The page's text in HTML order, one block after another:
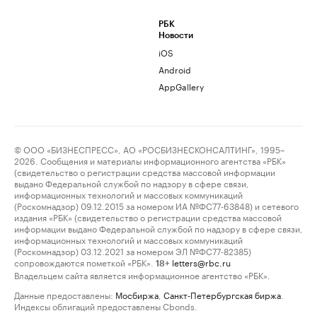
РБК
Новости
iOS
Android
AppGallery
© ООО «БИЗНЕСПРЕСС», АО «РОСБИЗНЕСКОНСАЛТИНГ», 1995–
2026. Сообщения и материалы информационного агентства «РБК»
(свидетельство о регистрации средства массовой информации
выдано Федеральной службой по надзору в сфере связи,
информационных технологий и массовых коммуникаций
(Роскомнадзор) 09.12.2015 за номером ИА №ФС77-63848) и сетевого
издания «РБК» (свидетельство о регистрации средства массовой
информации выдано Федеральной службой по надзору в сфере связи,
информационных технологий и массовых коммуникаций
(Роскомнадзор) 03.12.2021 за номером ЭЛ №ФС77-82385)
сопровождаются пометкой «РБК».
18+ letters@rbc.ru
Владельцем сайта является информационное агентство «РБК».
Данные предоставлены: Мосбиржа Санкт-Петербургская биржа
Индексы облигаций предоставлены Cbonds.